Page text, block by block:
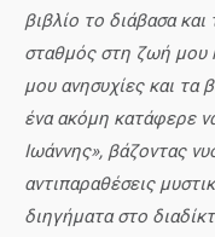
βιβλίο το διάβασα και
σταθμός στη ζωή μου
μου ανησυχίες και τα
ένα ακόμη κατάφερε
Ιωάννης», βάζοντας
αντιπαραθέσεις
διηγήματα στο